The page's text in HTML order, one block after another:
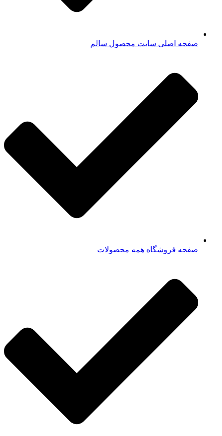
صفحه اصلی سایت محصول سالم
صفحه فروشگاه همه محصولات​